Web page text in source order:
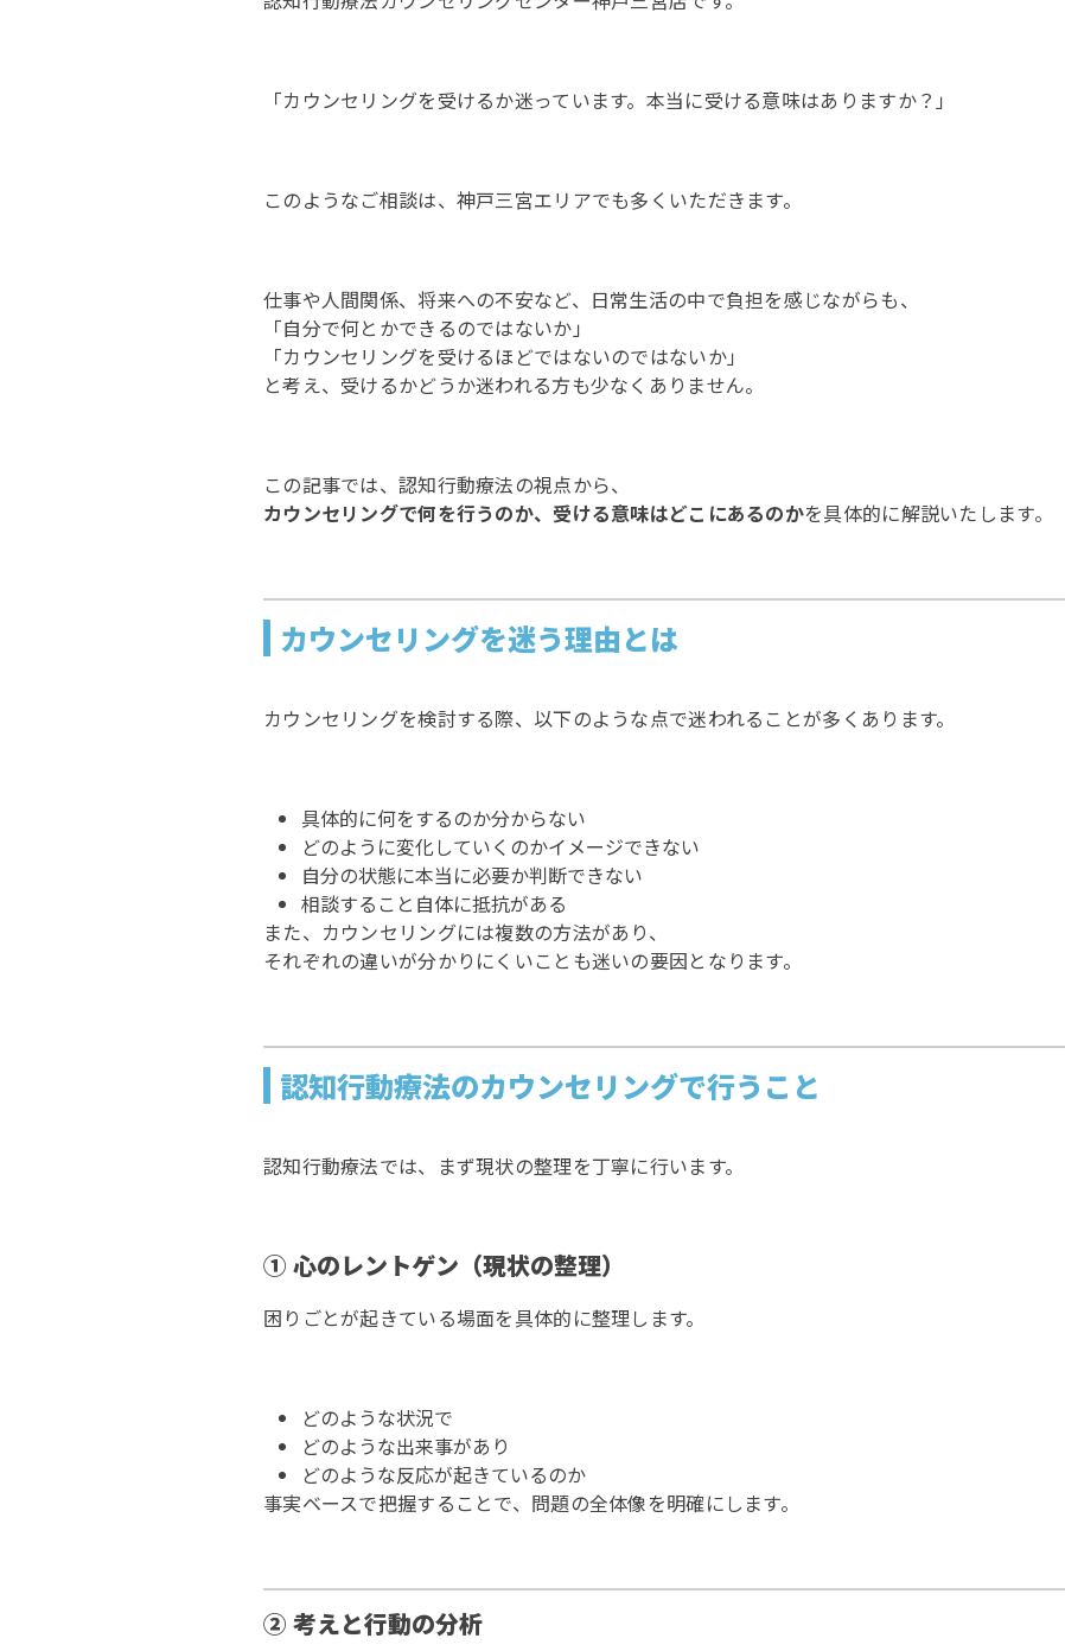
「カウンセリングを受けるか迷っています。本当に受ける意味はありますか？」
このようなご相談は、神戸三宮エリアでも多くいただきます。
仕事や人間関係、将来への不安など、日常生活の中で負担を感じながらも、
「自分で何とかできるのではないか」
「カウンセリングを受けるほどではないのではないか」
と考え、受けるかどうか迷われる方も少なくありません。
この記事では、認知行動療法の視点から、
カウンセリングで何を行うのか、受ける意味はどこにあるのかを具体的に解説いたします。
カウンセリングを迷う理由とは
カウンセリングを検討する際、以下のような点で迷われることが多くあります。
具体的に何をするのか分からない
どのように変化していくのかイメージできない
自分の状態に本当に必要か判断できない
相談すること自体に抵抗がある
また、カウンセリングには複数の方法があり、
それぞれの違いが分かりにくいことも迷いの要因となります。
認知行動療法のカウンセリングで行うこと
認知行動療法では、まず現状の整理を丁寧に行います。
① 心のレントゲン（現状の整理）
困りごとが起きている場面を具体的に整理します。
どのような状況で
どのような出来事があり
どのような反応が起きているのか
事実ベースで把握することで、問題の全体像を明確にします。
② 考えと行動の分析